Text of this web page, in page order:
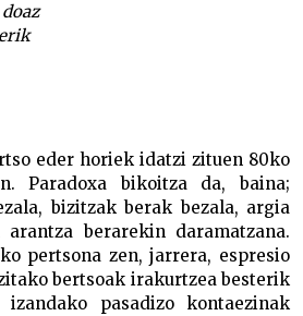
eder horiek idatzi zituen 80ko
Paradoxa bikoitza da, baina;
bizitzak berak bezala, argia
berarekin daramatzana.
pertsona zen, jarrera, espresio
bertsoak irakurtzea besterik
pasadizo kontaezinak